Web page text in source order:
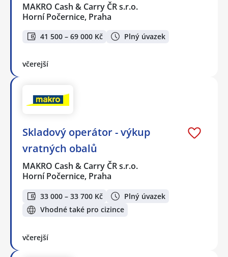
MAKRO Cash & Carry ČR s.r.o.
Horní Počernice, Praha
41 500 – 69 000 Kč Plný úvazek
včerejší
Skladový operátor - výkup
vratných obalů
MAKRO Cash & Carry ČR s.r.o.
Horní Počernice, Praha
33 000 – 33 700 Kč
Plný úvazek
Vhodné také pro cizince
včerejší